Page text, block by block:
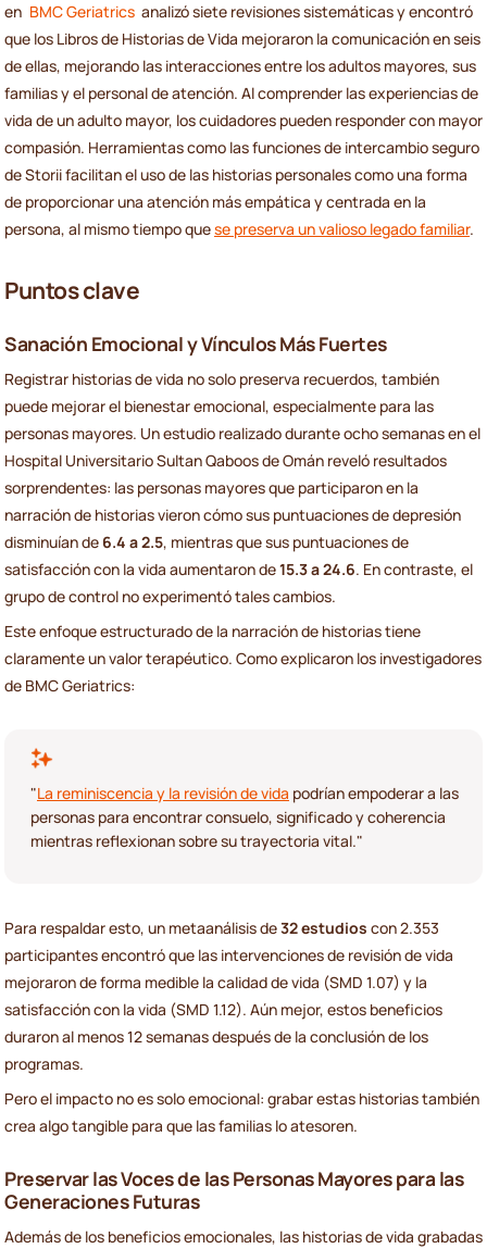
en BMC Geriatrics analizó siete revisiones sistemáticas y encontró
que los Libros de Historias de Vida mejoraron la comunicación en seis
de ellas, mejorando las interacciones entre los adultos mayores, sus
familias y el personal de atención. Al comprender las experiencias de
vida de un adulto mayor, los cuidadores pueden responder con mayor
compasión. Herramientas como las funciones de intercambio seguro
de Storii facilitan el uso de las historias personales como una forma
de proporcionar una atención más empática y centrada en la
persona, al mismo tiempo quese preserva un valioso legado familiar.
Puntos clave
Sanación Emocional y Vínculos Más Fuertes
Registrar historias de vida no solo preserva recuerdos, también
puede mejorar el bienestar emocional, especialmente para las
personas mayores. Un estudio realizado durante ocho semanas en el
Hospital Universitario Sultan Qaboos de Omán reveló resultados
sorprendentes: las personas mayores que participaron en la
narración de historias vieron cómo sus puntuaciones de depresión
disminuían de 6.4 a 2.5, mientras que sus puntuaciones de
satisfacción con la vida aumentaron de15.3 a 24.6. En contraste, el
grupo de control no experimentó tales cambios.
Este enfoque estructurado de la narración de historias tiene
claramente un valor terapéutico. Como explicaron los investigadores
de BMC Geriatrics:
"La reminiscencia y la revisión de vida podrían empoderar a las
personas para encontrar consuelo, significado y coherencia
mientras reflexionan sobre su trayectoria vital."
Para respaldar esto, un metaanálisis de32 estudios con 2.353
participantes encontró que las intervenciones de revisión de vida
mejoraron de forma medible la calidad de vida (SMD 1.07) y la
satisfacción con la vida (SMD 1.12). Aún mejor, estos beneficios
duraron al menos 12 semanas después de la conclusión de los
programas.
Pero el impacto no es solo emocional: grabar estas historias también
crea algo tangible para que las familias lo atesoren.
Preservar las Voces de las Personas Mayores para las
Generaciones Futuras
Además de los beneficios emocionales, las historias de vida grabadas